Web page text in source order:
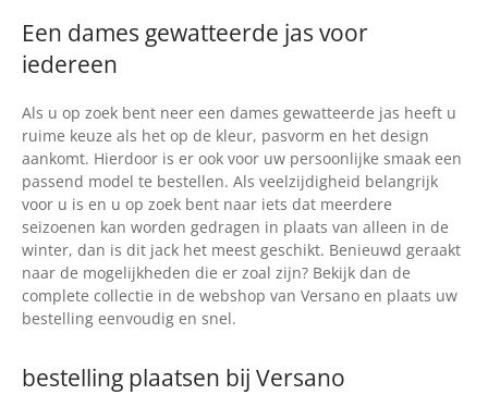
Een dames gewatteerde jas voor
iedereen
Als u op zoek bent neer een dames gewatteerde jas heeft u
ruime keuze als het op de kleur, pasvorm en het design
aankomt. Hierdoor is er ook voor uw persoonlijke smaak een
passend model te bestellen. Als veelzijdigheid belangrijk
voor u is en u op zoek bent naar iets dat meerdere
seizoenen kan worden gedragen in plaats van alleen in de
winter, dan is dit jack het meest geschikt. Benieuwd geraakt
naar de mogelijkheden die er zoal zijn? Bekijk dan de
complete collectie in de webshop van Versano en plaats uw
bestelling eenvoudig en snel.
bestelling plaatsen bij Versano